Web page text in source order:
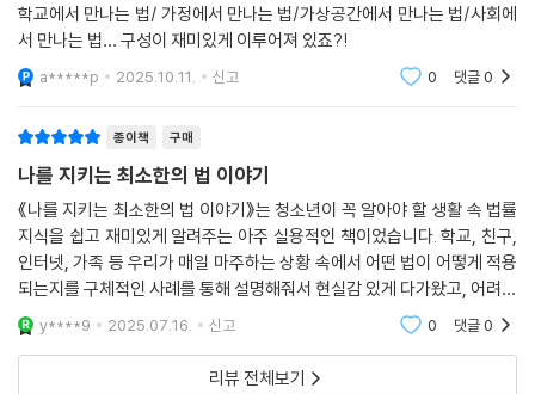
학교에서 만나는 법/ 가정에서 만나는 법/가상공간에서 만나는 법/사회에
서 만나는 법… 구성이 재미있게 이루어져 있죠?!
a*****p 2025.10.11. 신고 0 댓글0
종이책 구매
나를 지키는 최소한의 법 이야기
《나를 지키는 최소한의 법 이야기》는 청소년이 꼭 알아야 할 생활 속 법률
지식을 쉽고 재미있게 알려주는 아주 실용적인 책이었습니다. 학교, 친구,
인터넷, 가족 등 우리가 매일 마주하는 상황 속에서 어떤 법이 어떻게 적용
되는지를 구체적인 사례를 통해 설명해줘서 현실감 있게 다가왔고, 어려울
수 있는 법 개념들도 친절하고 명확한 설명 덕분에 부담 없이 이해할 수 있
었습니다
y****9 2025.07.16. 신고 0 댓글0
리뷰 전체보기